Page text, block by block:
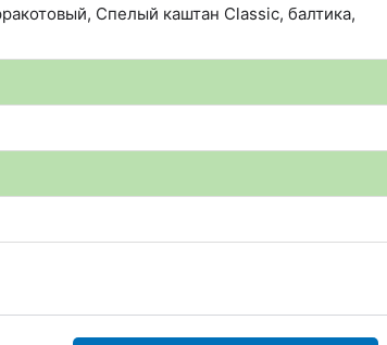
Спелый каштан Сlassic, балтика,